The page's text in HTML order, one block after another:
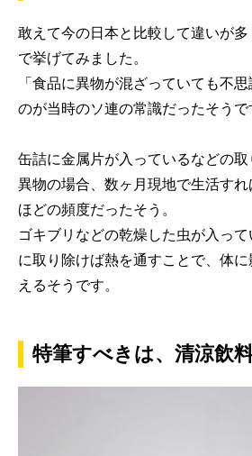
敢えて今の日本と比較して違いが
で挙げてみました。
「食品に異物が混ざっていても不
のが当時のソ連の常識だったそうで
缶詰に金属片が入っているなどの
異物の場合、数ヶ月現地で生活す
ほどの頻度だったそう。
ゴキブリなどの乾燥した虫が入っ
に取り除けば熱を通すことで、体
えるそうです。
特筆すべきは、清涼飲料